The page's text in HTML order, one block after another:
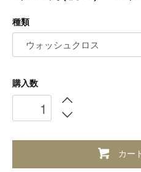
種類
購入数
カー